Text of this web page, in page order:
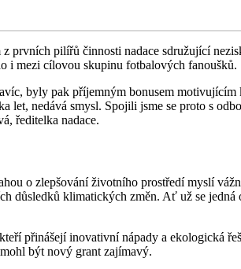
prvních pilířů činnosti nadace sdružující
i mezi cílovou skupinu fotbalových fanoušků.
byly pak příjemným bonusem
let, nedává smysl. Spojili jsme se proto s
ředitelka nadace.
o zlepšování životního prostředí myslí
důsledků klimatických změn. Ať už se
přinášejí inovativní nápady a ekologická
být nový grant zajímavý.